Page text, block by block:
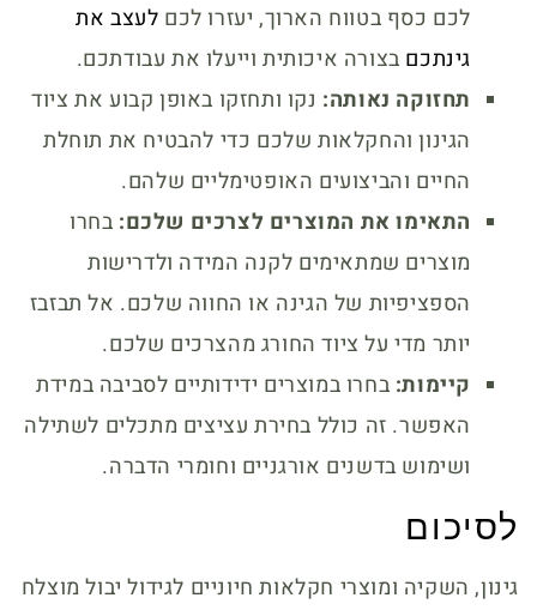
לכם כסף בטווח הארוך, יעזרו לכם לעצב את
גינתכם בצורה איכותית וייעלו את עבודתכם.
תחזוקה נאותה: נקו ותחזקו באופן קבוע את ציוד
הגינון והחקלאות שלכם כדי להבטיח את תוחלת
החיים והביצועים האופטימליים שלהם.
התאימו את המוצרים לצרכים שלכם: בחרו
מוצרים שמתאימים לקנה המידה ולדרישות
הספציפיות של הגינה או החווה שלכם. אל תבזבז
יותר מדי על ציוד החורג מהצרכים שלכם.
קיימות: בחרו במוצרים ידידותיים לסביבה במידת
האפשר. זה כולל בחירת עציצים מתכלים לשתילה
ושימוש בדשנים אורגניים וחומרי הדברה.
לסיכום
גינון, השקיה ומוצרי חקלאות חיוניים לגידול יבול מוצלח